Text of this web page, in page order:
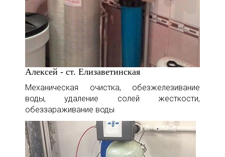
Алексей - ст. Елизаветинская
Механическая очистка, обезжелезивание
воды, удаление солей жесткости,
обеззараживание воды